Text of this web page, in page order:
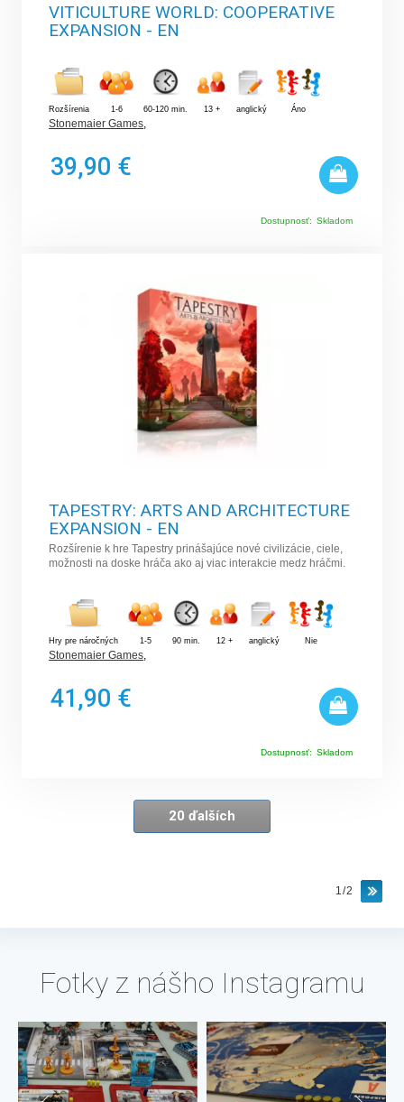
VITICULTURE WORLD: COOPERATIVE
EXPANSION - EN
Rozšírenia 1-6 60-120 min. 13 + anglický Áno
Stonemaier Games,
39,90 €
Dostupnosť: Skladom
TAPESTRY: ARTS AND ARCHITECTURE
EXPANSION - EN
Rozšírenie k hre Tapestry prinášajúce nové civilizácie, ciele,
možnosti na doske hráča ako aj viac interakcie medz hráčmi.
Hry pre náročných 1-5 90 min. 12 + anglický Nie
Stonemaier Games,
41,90 €
Dostupnosť: Skladom
20 ďalších
1/2
Fotky z nášho Instagramu